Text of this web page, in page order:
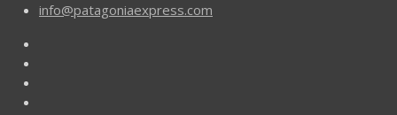
info@patagoniaexpress.com